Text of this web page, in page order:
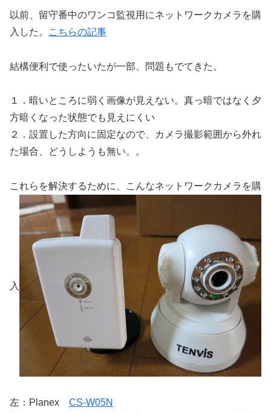
以前、留守番中のワンコ監視用にネットワークカメラを購
入した。
こちらの記事
結構便利で使ったいたが一部、問題もでてきた。
１．暗いところに弱く画像が見えない。真っ暗ではなく夕
方暗くなった状態でも見えにくい
２．設置した方向に固定なので、カメラ撮影範囲から外れ
た場合、どうしようも無い。。
これらを解決するために、こんなネットワークカメラを購
入
左：Planex CS-W05N